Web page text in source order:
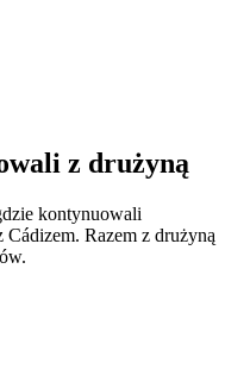
z drużyną
kontynuowali
Razem z drużyną